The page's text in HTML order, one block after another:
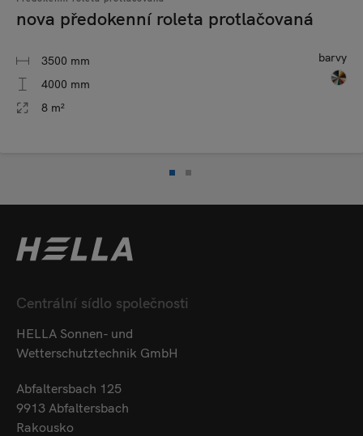
nova předokenní roleta protlačovaná
3500 mm
4000 mm
8 m²
barvy
Centrální sídlo společnosti
HELLA Sonnen- und
Wetterschutztechnik GmbH
Abfaltersbach 125
9913 Abfaltersbach
Rakousko